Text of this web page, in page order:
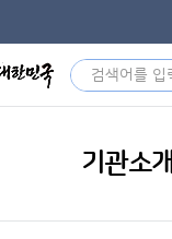
기관소개